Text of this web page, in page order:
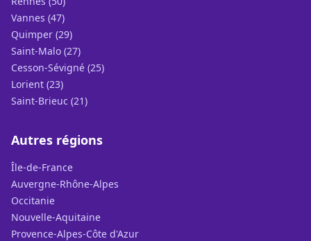
Vannes (47)
Quimper (29)
Saint-Malo (27)
Cesson-Sévigné (25)
Lorient (23)
Saint-Brieuc (21)
Autres régions
Île-de-France
Auvergne-Rhône-Alpes
Occitanie
Nouvelle-Aquitaine
Provence-Alpes-Côte d'Azur